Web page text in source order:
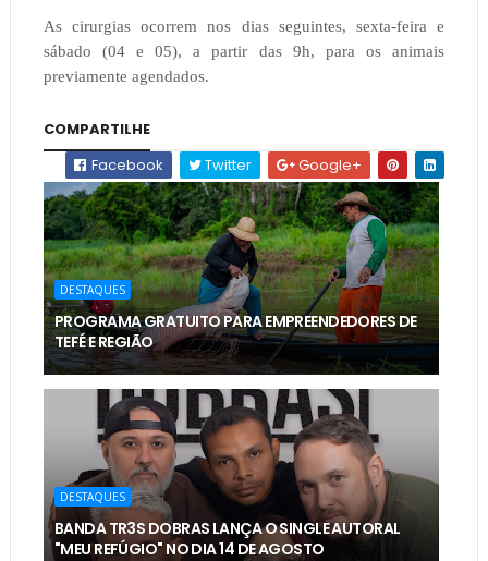
As cirurgias ocorrem nos dias seguintes, sexta-feira e
sábado (04 e 05), a partir das 9h, para os animais
previamente agendados.
COMPARTILHE
Facebook
Twitter Google+
DESTAQUES
PROGRAMA GRATUITO PARA EMPREENDEDORES DE
TEFÉ E REGIÃO
DESTAQUES
BANDA TR3S DOBRAS LANÇA O SINGLE AUTORAL
"MEU REFÚGIO" NO DIA 14 DE AGOSTO